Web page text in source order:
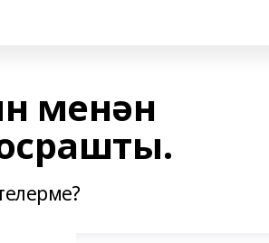
менән